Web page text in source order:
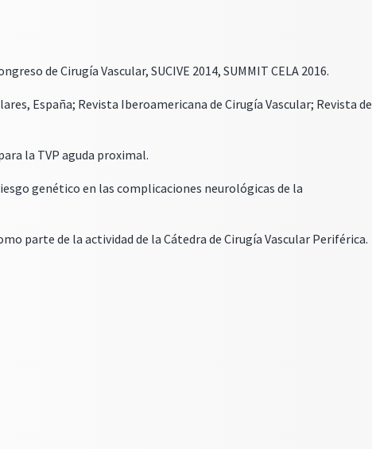
de Cirugía Vascular, SUCIVE 2014, SUMMIT CELA 2016.
España; Revista Iberoamericana de Cirugía Vascular; Revista de
la TVP aguda proximal.
genético en las complicaciones neurológicas de la
parte de la actividad de la Cátedra de Cirugía Vascular Periférica.